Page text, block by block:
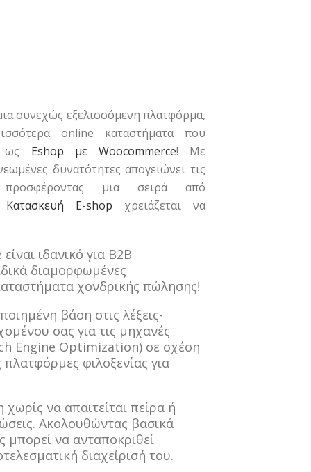
συνεχώς εξελισσόμενη πλατφόρμα,
online καταστήματα που
ως Eshop με Woocommerce! Με
δυνατότητες απογειώνει τις
προσφέροντας μια σειρά από
Κατασκευή E-shop χρειάζεται να
ιδανικό για B2B
διαμορφωμένες
χονδρικής πώλησης!
βάση στις λέξεις-
σας για τις μηχανές
Engine Optimization) σε σχέση
πλατφόρμες φιλοξενίας για
χωρίς να απαιτείται πείρα ή
Ακολουθώντας βασικά
μπορεί να ανταποκριθεί
διαχείρισή του.